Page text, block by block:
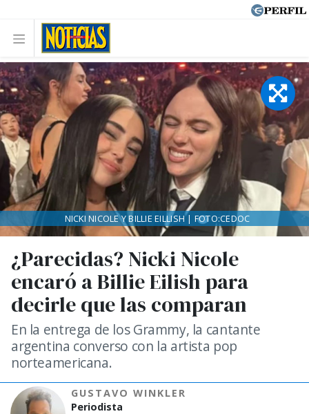
¿Parecidas? Nicki Nicole
encaró a Billie Eilish para
decirle que las comparan
En la entrega de los Grammy, la cantante
argentina converso con la artista pop
norteamericana.
GUSTAVO WINKLER
Periodista
NICKI NICOLE Y BILLIE EILLISH | FOTO:CEDOC